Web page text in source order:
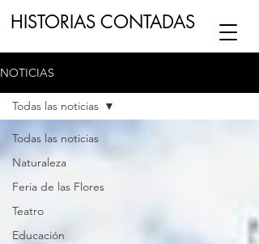
HISTORIAS CONTADAS
NUESTRO CANAL DE
ESCRIBENOS
NOTICIAS
Todas las noticias
Naturaleza
Feria de las Flores
Teatro
Educación
Todas las noticias